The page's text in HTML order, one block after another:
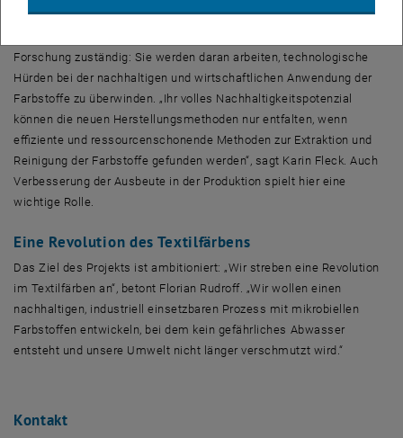
Forschung zuständig: Sie werden daran arbeiten, technologische
Hürden bei der nachhaltigen und wirtschaftlichen Anwendung der
Farbstoffe zu überwinden. „Ihr volles Nachhaltigkeitspotenzial
können die neuen Herstellungsmethoden nur entfalten, wenn
effiziente und ressourcenschonende Methoden zur Extraktion und
Reinigung der Farbstoffe gefunden werden“, sagt Karin Fleck. Auch
Verbesserung der Ausbeute in der Produktion spielt hier eine
wichtige Rolle.
Eine Revolution des Textilfärbens
Das Ziel des Projekts ist ambitioniert: „Wir streben eine Revolution
im Textilfärben an“, betont Florian Rudroff. „Wir wollen einen
nachhaltigen, industriell einsetzbaren Prozess mit mikrobiellen
Farbstoffen entwickeln, bei dem kein gefährliches Abwasser
entsteht und unsere Umwelt nicht länger verschmutzt wird.“
Kontakt